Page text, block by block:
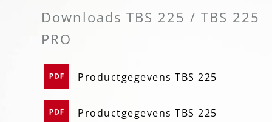
Downloads TBS 225 / TBS 225
PRO
Productgegevens TBS 225
Productgegevens TBS 225